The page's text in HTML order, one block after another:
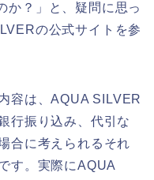
か？」と、疑問に思っ
の公式サイトを参
容は、AQUA SILVER
行振り込み、代引な
合に考えられるそれ
す。実際にAQUA